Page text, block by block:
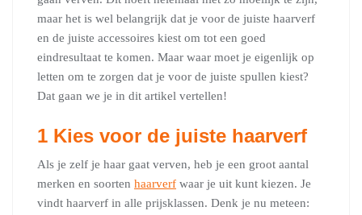
maar het is wel belangrijk dat je voor de juiste haarverf
en de juiste accessoires kiest om tot een goed
eindresultaat te komen. Maar waar moet je eigenlijk op
letten om te zorgen dat je voor de juiste spullen kiest?
Dat gaan we je in dit artikel vertellen!
1 Kies voor de juiste haarverf
Als je zelf je haar gaat verven, heb je een groot aantal
merken en soorten haarverf waar je uit kunt kiezen. Je
vindt haarverf in alle prijsklassen. Denk je nu meteen: